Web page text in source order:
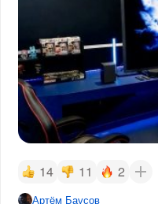
14 11 2
Артём Баусов